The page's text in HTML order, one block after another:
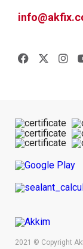
2021 © Copyright